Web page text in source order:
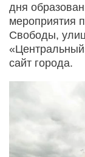
дня
мероприятия
Свободы,
сайт города.